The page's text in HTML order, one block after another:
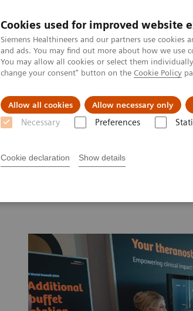
Cookies used for improved website
Siemens Healthineers and our partners use
and ads. You may find out more about how we use
You may allow all cookies or select them
change your consent" button on the Cookie Policy
Allow all cookies Allow necessary only
Necessary Preferences
Cookie declaration Show details
Laboratorní diagnostika